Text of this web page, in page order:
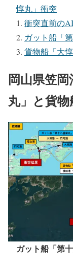
惇丸」衝突
衝突直前の
ガット船「
貨物船「大惇
岡山県笠
丸」と貨
ガット船「第